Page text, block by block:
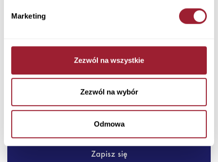
Marketing
Zezwól na wszystkie
Zezwól na wybór
Odmowa
Jeans o kroju bomberki, która podkreśla Twój look i zapewnia...